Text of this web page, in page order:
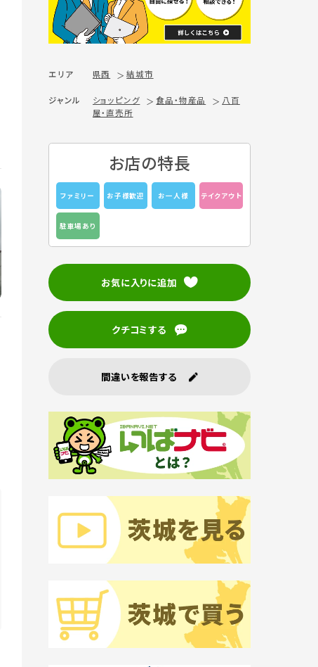
エリア 県西 結城市
ジャンル ショッピング 食品・物産品
八百
屋・直売所
お店の特長
ファミリー お子様歓迎 お一人様 テイクアウト
駐車場あり
お気に入りに追加
クチコミする
間違いを報告する